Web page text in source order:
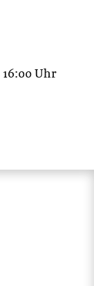
16:00 Uhr